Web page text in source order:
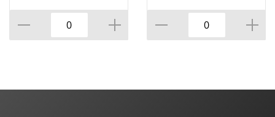
УПАКОВКИ, КОР=12ШТ.